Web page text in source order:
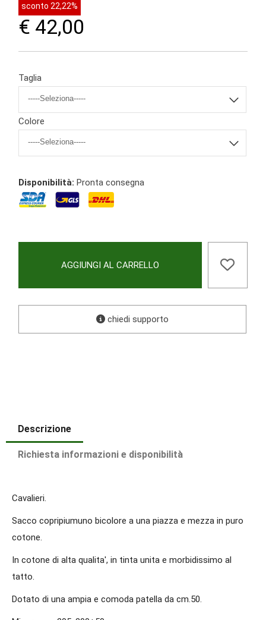
sconto 22,22%
€ 42,00
Taglia
Colore
Disponibilità: Pronta consegna
AGGIUNGI AL CARRELLO
chiedi supporto
Descrizione
Richiesta informazioni e disponibilità
Cavalieri.
Sacco copripiumuno bicolore a una piazza e mezza in puro
cotone.
In cotone di alta qualita', in tinta unita e morbidissimo al
tatto.
Dotato di una ampia e comoda patella da cm.50.